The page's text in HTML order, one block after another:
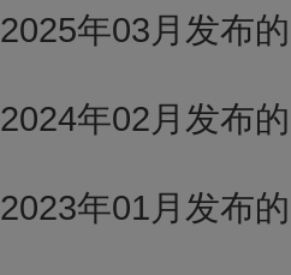
2025年03月发布
2024年02月发布
2023年01月发布